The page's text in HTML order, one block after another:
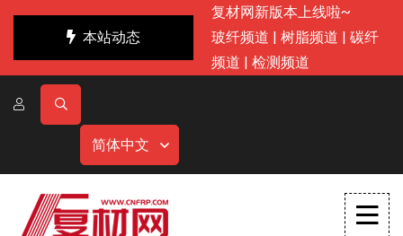
本站动态
复材网新版本上线啦~
玻纤频道 | 树脂频道 | 碳纤
频道 | 检测频道
简体中文